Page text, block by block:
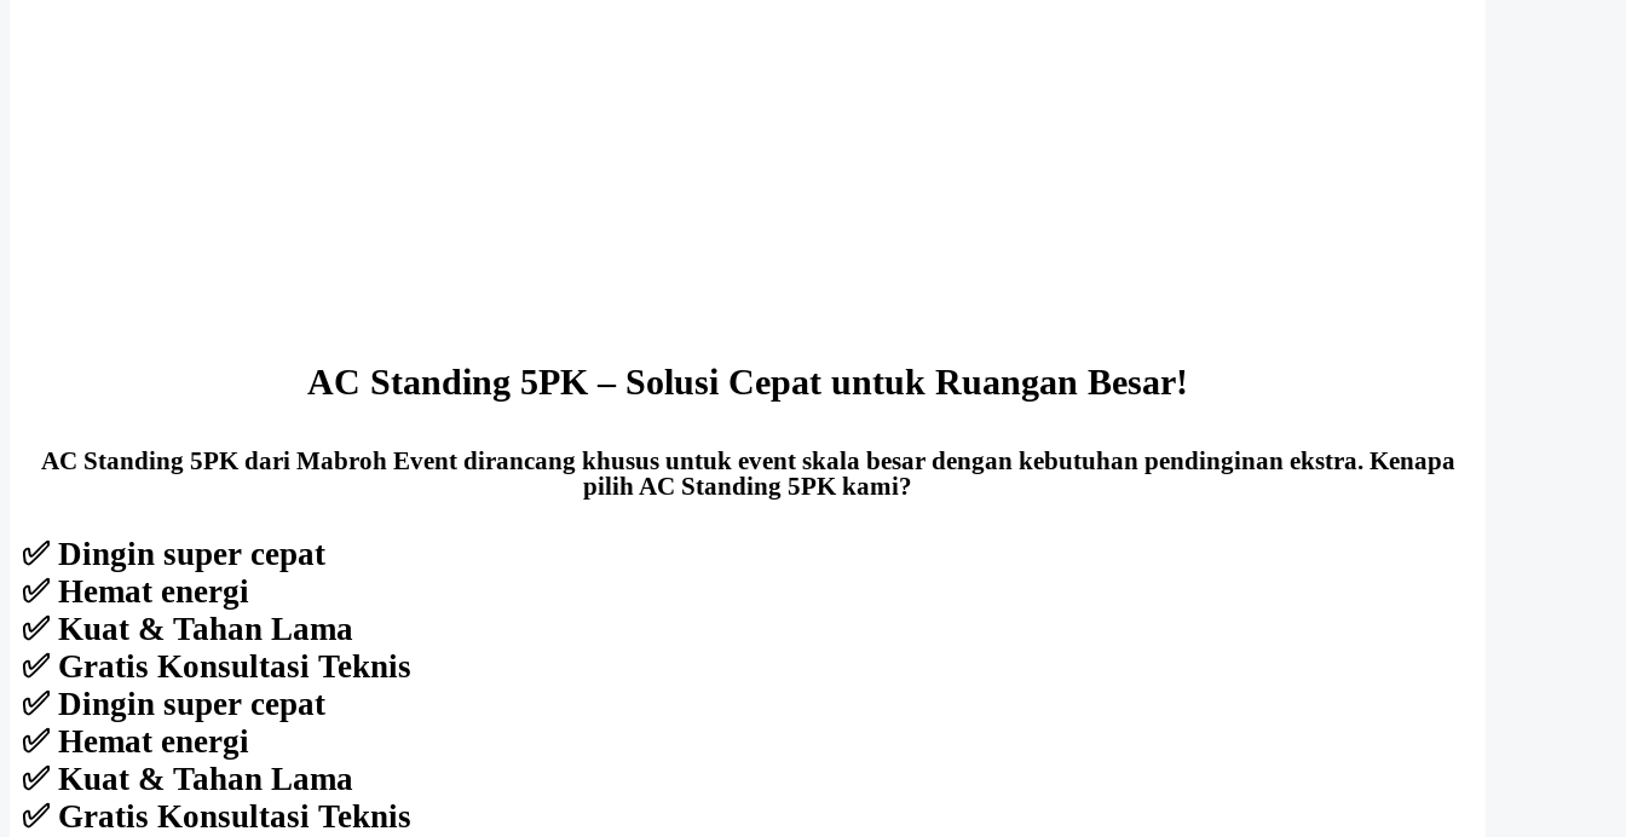
AC Standing 5PK – Solusi Cepat untuk Ruangan Besar!
AC Standing 5PK dari Mabroh Event dirancang khusus untuk event skala besar dengan kebutuhan pendinginan ekstra. Kenapa
pilih AC Standing 5PK kami?
✅ Dingin super cepat
✅ Hemat energi
✅ Kuat & Tahan Lama
✅ Gratis Konsultasi Teknis
✅ Dingin super cepat
✅ Hemat energi
✅ Kuat & Tahan Lama
✅ Gratis Konsultasi Teknis